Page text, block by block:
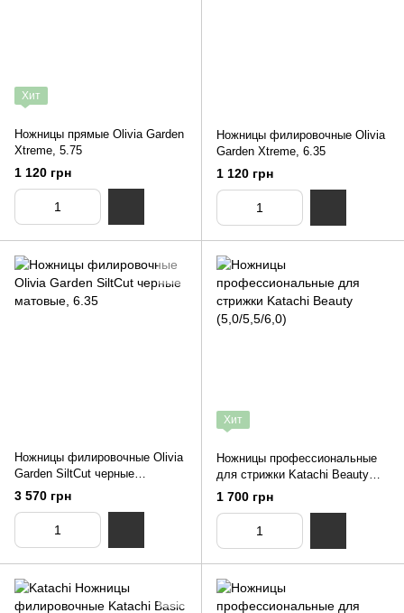
Хит
Ножницы прямые Olivia Garden
Xtreme, 5.75
1 120 грн
Ножницы филировочные Olivia
Garden Xtreme, 6.35
1 120 грн
Ножницы филировочные Olivia
Garden SiltCut черные
матовые, 6.35
3 570 грн
Хит
Ножницы профессиональные
для стрижки Katachi Beauty
(5,0/5,5/6,0)
1 700 грн